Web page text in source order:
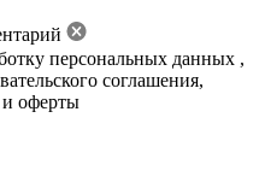
персональных данных ,
соглашения,
и оферты